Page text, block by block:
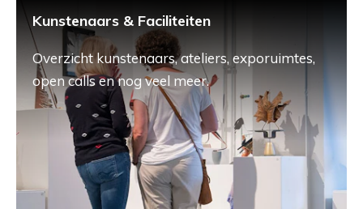
Kunstenaars & Faciliteiten
Overzicht kunstenaars, ateliers, exporuimtes,
open calls en nog veel meer.